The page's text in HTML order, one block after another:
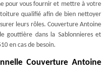
pour vous fournir et mettre à votre
qualifié afin de bien nettoyer
leurs rôles. Couverture Antoine
gouttière dans la Sablonnieres et
en cas de besoin.
Couverture Antoine